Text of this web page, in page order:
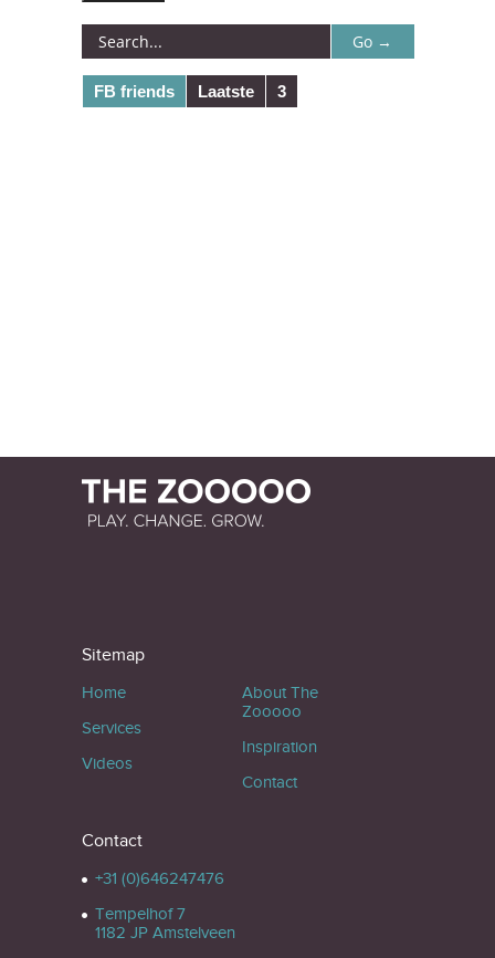
FB friends Laatste 3
Sitemap
Home
Services
Videos
About The
Zooooo
Inspiration
Contact
Contact
+31 (0)646247476
Tempelhof 7
1182 JP Amstelveen